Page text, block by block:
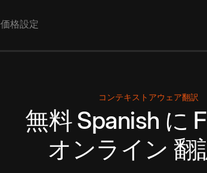
価格設定
コンテキストアウェア翻訳
無料Spanish に
オンライン 翻